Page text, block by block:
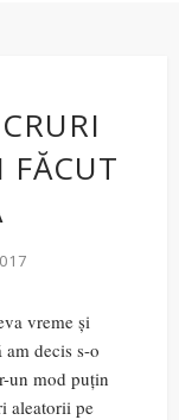
FĂCUT
vreme și
decis s-o
un mod puțin
aleatorii pe